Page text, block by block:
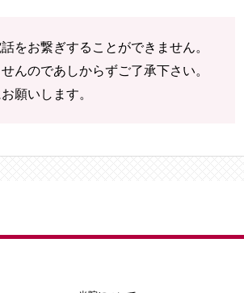
をお繋ぎすることができません。
んのであしからずご了承下さい。
願いします。